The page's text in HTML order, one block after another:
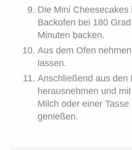
Die Mini Cheesecakes
Backofen bei 180
Minuten backen.
Aus dem Ofen
lassen.
Anschließend aus den
herausnehmen und
Milch oder einer Tasse
genießen.